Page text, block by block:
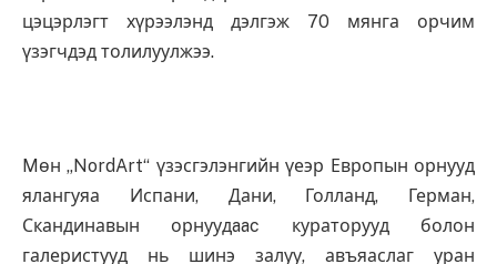
цэцэрлэгт хүрээлэнд дэлгэж 70 мянга орчим
үзэгчдэд толилуулжээ.
Mөн „NordArt“ үзэсгэлэнгийн үеэр Европын орнууд
ялангуяа Испани, Дани, Голланд, Герман,
Скандинавын орнуудaac кураторууд болон
галеристууд нь шинэ залуу, авъяаслаг уран